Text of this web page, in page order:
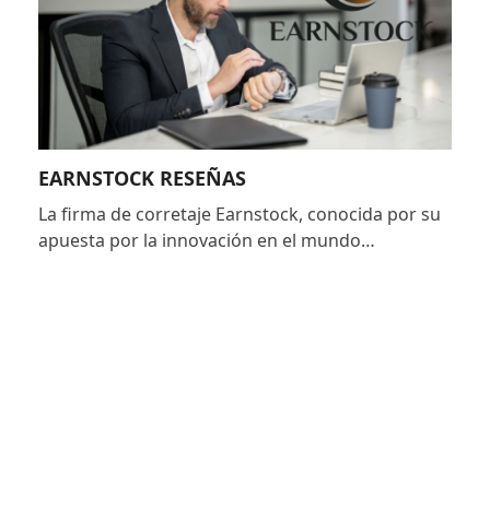
EARNSTOCK RESEÑAS
La firma de corretaje Earnstock, conocida por su
apuesta por la innovación en el mundo…